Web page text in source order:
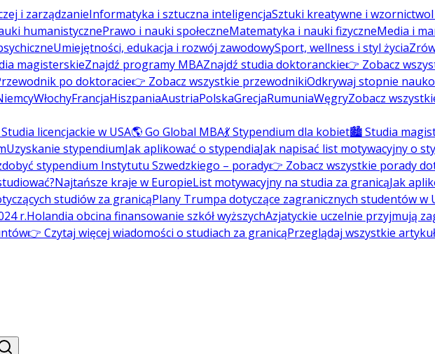
i zarządzanieInformatyka i sztuczna inteligencjaSztuki kreatywne i wzornictwo
humanistycznePrawo i nauki społeczneMatematyka i nauki fizyczneMedia i
Umiejętności, edukacja i rozwój zawodowySport, wellness i styl życia
magisterskieZnajdź programy MBAZnajdź studia doktoranckie👉 Zobacz
po doktoracie👉 Zobacz wszystkie przewodnikiOdkrywaj stopnie
WłochyFrancjaHiszpaniaAustriaPolskaGrecjaRumuniaWęgryZobacz
licencjackie w USA🌎 Go Global MBA💃 Stypendium dla kobiet🏙️ Studia
Uzyskanie stypendiumJak aplikować o stypendiaJak napisać list motywacyjny o
stypendium Instytutu Szwedzkiego – porady👉 Zobacz wszystkie porady
Najtańsze kraje w EuropieList motywacyjny na studia za granicąJak
studiów za granicąPlany Trumpa dotyczące zagranicznych studentów w
r.Holandia obcina finansowanie szkół wyższychAzjatyckie uczelnie przyjmują
👉 Czytaj więcej wiadomości o studiach za granicąPrzeglądaj wszystkie